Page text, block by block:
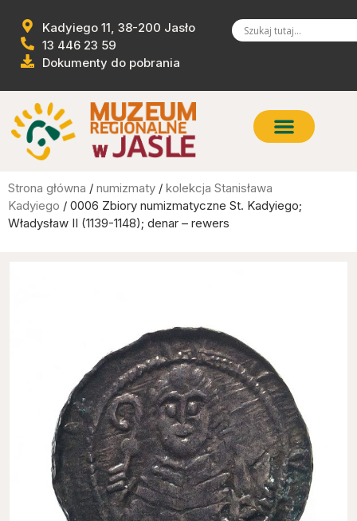
Kadyiego 11, 38-200 Jasło
13 446 23 59
Dokumenty do pobrania
Strona główna / numizmaty / kolekcja Stanisława
Kadyiego / 0006 Zbiory numizmatyczne St. Kadyiego;
Władysław II (1139-1148); denar – rewers